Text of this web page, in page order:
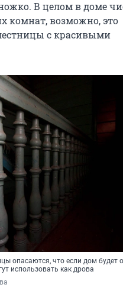
В целом в доме
комнат, возможно, это
с красивыми
опасаются, что если дом будет
использовать как дрова